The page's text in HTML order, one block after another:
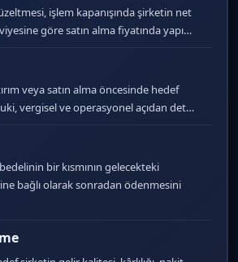
işlem kapanışında şirketin net
göre satın alma fiyatında yapı…
veya satın alma öncesinde hedef
vergisel ve operasyonel açıdan det…
bir kısmının gelecekteki
bağlı olarak sonradan ödenmesini